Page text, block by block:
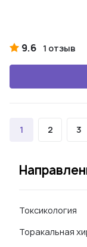
9.6 1 отзыв
1 2 3
Токсикология
Торакальная